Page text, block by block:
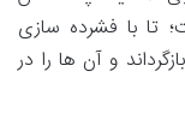
تا با فشرده سازی
و آن ها را در